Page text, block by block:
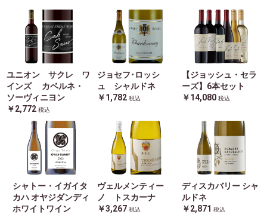
ユニオン サクレ ワ
インズ カベルネ・
ソーヴィニヨン
￥2,772 税込
ジョセフ･ロッシ
ュ シャルドネ
￥1,782 税込
【ジョッシュ・セラ
ーズ】6本セット
￥14,080 税込
シャトー・イガイタ
カハ オヤジダンディ
ホワイトワイン
ヴェルメンティー
ノ トスカーナ
￥3,267 税込
ディスカバリー シャ
ルドネ
￥2,871 税込